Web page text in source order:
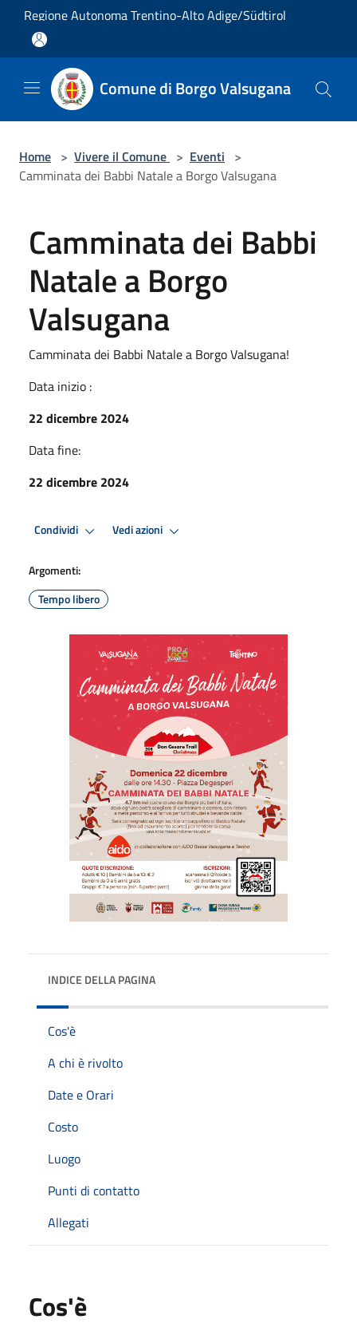
Salta al contenuto principale
Regione Autonoma Trentino-Alto Adige/Südtirol
Comune di Borgo Valsugana
Home > Vivere il Comune > Eventi >
Camminata dei Babbi Natale a Borgo Valsugana
Camminata dei Babbi
Natale a Borgo
Valsugana
Camminata dei Babbi Natale a Borgo Valsugana!
Data inizio :
22 dicembre 2024
Data fine:
22 dicembre 2024
Condividi Vedi azioni
Argomenti:
Tempo libero
INDICE DELLA PAGINA
Cos'è
A chi è rivolto
Date e Orari
Costo
Luogo
Punti di contatto
Allegati
Cos'è